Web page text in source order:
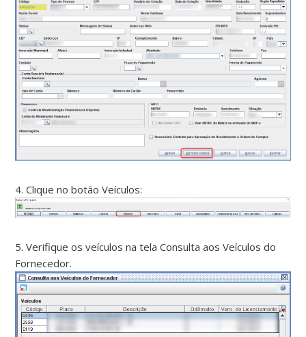
4. Clique no botão Veículos:
5. Verifique os veículos na tela Consulta aos Veículos do
Fornecedor.